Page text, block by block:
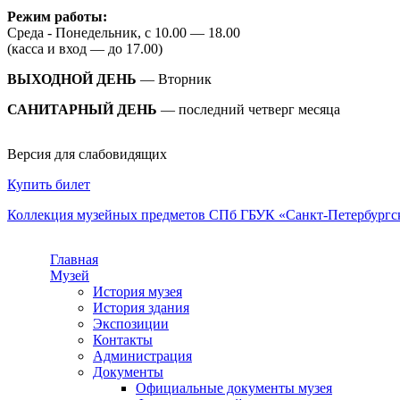
Режим работы:
Среда - Понедельник, с 10.00 — 18.00
(касса и вход — до 17.00)
ВЫХОДНОЙ ДЕНЬ — Вторник
САНИТАРНЫЙ ДЕНЬ — последний четверг месяца
Версия для слабовидящих
Купить билет
Коллекция музейных предметов СПб ГБУК «Санкт-
Главная
Музей
История музея
История здания
Экспозиции
Контакты
Администрация
Документы
Официальные документы музея